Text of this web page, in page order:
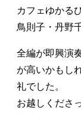
演奏依頼
お問い合
カフェゆかる
鳥則子・丹野
全編が即興演
が高いかもし
礼でした。
お越しくださ